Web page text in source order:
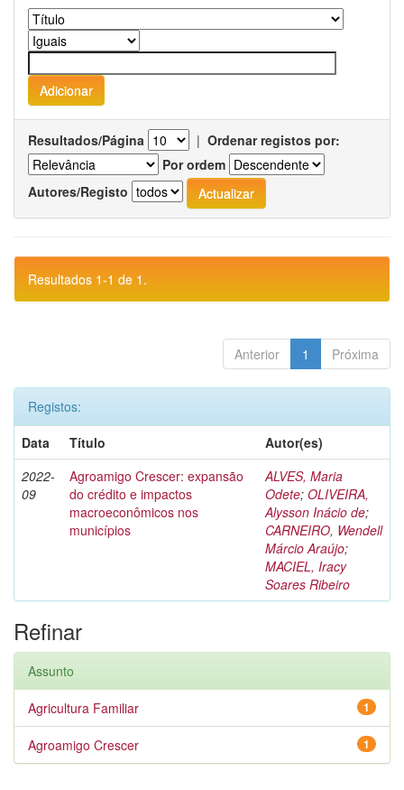
Resultados/Página | Ordenar registos por:
Por ordem
Autores/Registo
Resultados 1-1 de 1.
Anterior 1 Próxima
Registos:
Data
Título
Autor(es)
2022-
09
Agroamigo Crescer: expansão
do crédito e impactos
macroeconômicos nos
municípios
ALVES, Maria
Odete; OLIVEIRA,
Alysson Inácio de;
CARNEIRO, Wendell
Márcio Araújo;
MACIEL, Iracy
Soares Ribeiro
Refinar
Assunto
1
Agricultura Familiar
1
Agroamigo Crescer